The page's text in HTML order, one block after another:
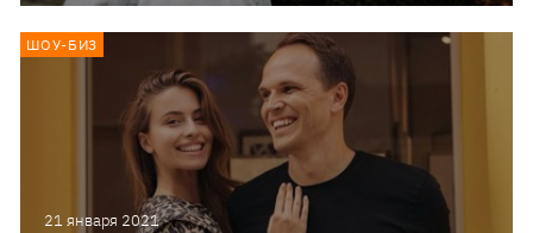
21 января 2021
ШОУ-БИЗ